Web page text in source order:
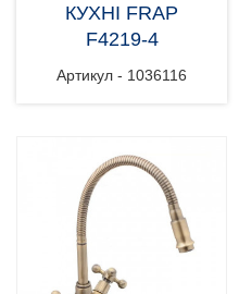
КУХНІ FRAP
F4219-4
Артикул - 1036116